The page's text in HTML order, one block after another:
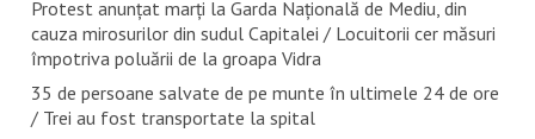
Protest anunțat marți la Garda Națională de Mediu, din
cauza mirosurilor din sudul Capitalei / Locuitorii cer măsuri
împotriva poluării de la groapa Vidra
35 de persoane salvate de pe munte în ultimele 24 de ore
/ Trei au fost transportate la spital